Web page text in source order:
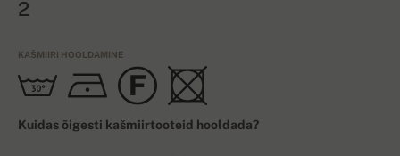
2
KAŠMIIRI HOOLDAMINE
Kuidas õigesti kašmiirtooteid hooldada?